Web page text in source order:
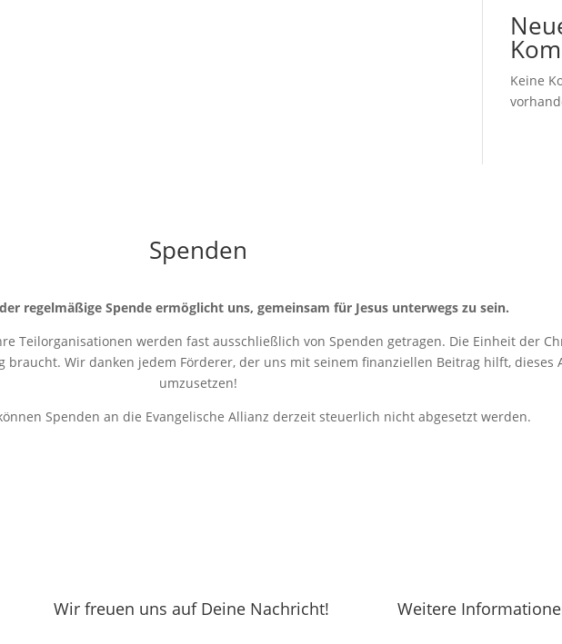
Keine
Spenden
regelmäßige Spende ermöglicht uns, gemeinsam für Jesus unterwegs zu sein.
Teilorganisationen werden fast ausschließlich von Spenden getragen. Die Einheit der
braucht. Wir danken jedem Förderer, der uns mit seinem finanziellen Beitrag hilft, dieses
umzusetzen!
Spenden an die Evangelische Allianz derzeit steuerlich nicht abgesetzt werden.
Wir freuen uns auf Deine Nachricht! Weitere